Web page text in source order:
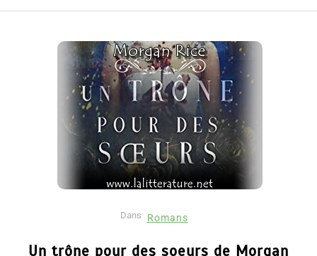
Dans Romans
Un trône pour des soeurs de Morgan